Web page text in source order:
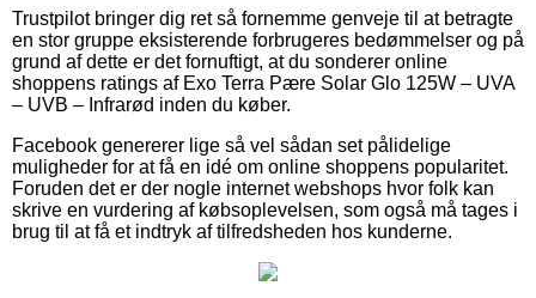
Trustpilot bringer dig ret så fornemme genveje til at betragte
en stor gruppe eksisterende forbrugeres bedømmelser og på
grund af dette er det fornuftigt, at du sonderer online
shoppens ratings af Exo Terra Pære Solar Glo 125W – UVA
– UVB – Infrarød inden du køber.
Facebook genererer lige så vel sådan set pålidelige
muligheder for at få en idé om online shoppens popularitet.
Foruden det er der nogle internet webshops hvor folk kan
skrive en vurdering af købsoplevelsen, som også må tages i
brug til at få et indtryk af tilfredsheden hos kunderne.